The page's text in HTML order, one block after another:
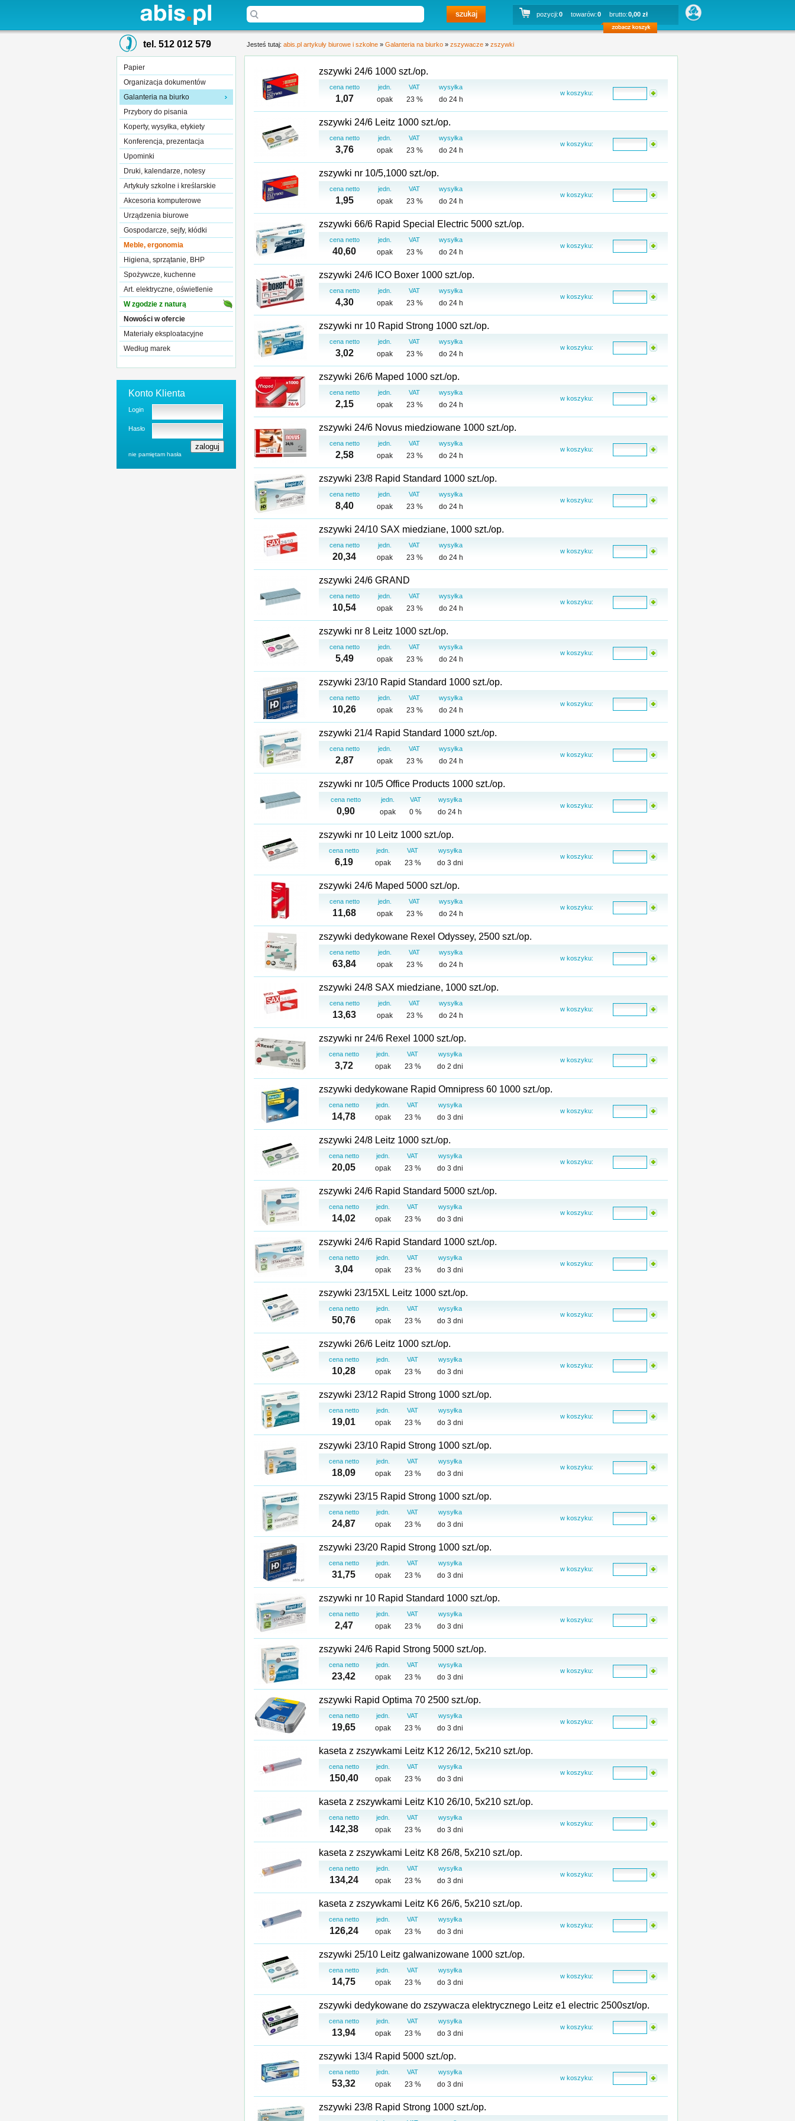
pozycji:0 towarów:0 brutto:0,00 zł
tel. 512 012 579
Papier
Organizacja dokumentów
Galanteria na biurko
Przybory do pisania
Koperty, wysyłka, etykiety
Konferencja, prezentacja
Upominki
Druki, kalendarze, notesy
Artykuły szkolne i kreślarskie
Akcesoria komputerowe
Urządzenia biurowe
Gospodarcze, sejfy, kłódki
Meble, ergonomia
Higiena, sprzątanie, BHP
Spożywcze, kuchenne
Art. elektryczne, oświetlenie
W zgodzie z naturą
Nowości w ofercie
Materiały eksploatacyjne
Według marek
Konto Klienta
Login
Hasło
nie pamiętam hasła
Jesteś tutaj: abis.pl artykuły biurowe i szkolne » Galanteria na biurko » zszywacze » zszywki
zszywki 24/6 1000 szt./op.
cena netto jedn. VAT
wysyłka
w koszyku:
1,07 opak 23 % do 24 h
zszywki 24/6 Leitz 1000 szt./op.
cena netto jedn. VAT
wysyłka
w koszyku:
3,76 opak 23 % do 24 h
zszywki nr 10/5,1000 szt./op.
cena netto jedn. VAT
wysyłka
w koszyku:
1,95 opak 23 % do 24 h
zszywki 66/6 Rapid Special Electric 5000 szt./op.
cena netto jedn. VAT
wysyłka
w koszyku:
40,60 opak 23 % do 24 h
zszywki 24/6 ICO Boxer 1000 szt./op.
cena netto jedn. VAT
wysyłka
w koszyku:
4,30 opak 23 % do 24 h
zszywki nr 10 Rapid Strong 1000 szt./op.
cena netto jedn. VAT
wysyłka
w koszyku:
3,02 opak 23 % do 24 h
zszywki 26/6 Maped 1000 szt./op.
cena netto jedn. VAT
wysyłka
w koszyku:
2,15 opak 23 % do 24 h
zszywki 24/6 Novus miedziowane 1000 szt./op.
cena netto jedn. VAT
wysyłka
w koszyku:
2,58 opak 23 % do 24 h
zszywki 23/8 Rapid Standard 1000 szt./op.
cena netto jedn. VAT
wysyłka
w koszyku:
8,40 opak 23 % do 24 h
zszywki 24/10 SAX miedziane, 1000 szt./op.
cena netto jedn. VAT
wysyłka
w koszyku:
20,34 opak 23 % do 24 h
zszywki 24/6 GRAND
cena netto jedn. VAT
wysyłka
w koszyku:
10,54 opak 23 % do 24 h
zszywki nr 8 Leitz 1000 szt./op.
cena netto jedn. VAT
wysyłka
w koszyku:
5,49 opak 23 % do 24 h
zszywki 23/10 Rapid Standard 1000 szt./op.
cena netto jedn. VAT
wysyłka
w koszyku:
10,26 opak 23 % do 24 h
zszywki 21/4 Rapid Standard 1000 szt./op.
cena netto jedn. VAT
wysyłka
w koszyku:
2,87 opak 23 % do 24 h
zszywki nr 10/5 Office Products 1000 szt./op.
cena netto jedn. VAT
wysyłka
w koszyku:
0,90 opak 0 % do 24 h
zszywki nr 10 Leitz 1000 szt./op.
cena netto jedn. VAT
wysyłka
w koszyku:
6,19 opak 23 % do 3 dni
zszywki 24/6 Maped 5000 szt./op.
cena netto jedn. VAT
wysyłka
w koszyku:
11,68 opak 23 % do 24 h
zszywki dedykowane Rexel Odyssey, 2500 szt./op.
cena netto jedn. VAT
wysyłka
w koszyku:
63,84 opak 23 % do 24 h
zszywki 24/8 SAX miedziane, 1000 szt./op.
cena netto jedn. VAT
wysyłka
w koszyku:
13,63 opak 23 % do 24 h
zszywki nr 24/6 Rexel 1000 szt./op.
cena netto jedn. VAT
wysyłka
w koszyku:
3,72 opak 23 % do 2 dni
zszywki dedykowane Rapid Omnipress 60 1000 szt./op.
cena netto jedn. VAT
wysyłka
w koszyku:
14,78 opak 23 % do 3 dni
zszywki 24/8 Leitz 1000 szt./op.
cena netto jedn. VAT
wysyłka
w koszyku:
20,05 opak 23 % do 3 dni
zszywki 24/6 Rapid Standard 5000 szt./op.
cena netto jedn. VAT
wysyłka
w koszyku:
14,02 opak 23 % do 3 dni
zszywki 24/6 Rapid Standard 1000 szt./op.
cena netto jedn. VAT
wysyłka
w koszyku:
3,04 opak 23 % do 3 dni
zszywki 23/15XL Leitz 1000 szt./op.
cena netto jedn. VAT
wysyłka
w koszyku:
50,76 opak 23 % do 3 dni
zszywki 26/6 Leitz 1000 szt./op.
cena netto jedn. VAT
wysyłka
w koszyku:
10,28 opak 23 % do 3 dni
zszywki 23/12 Rapid Strong 1000 szt./op.
cena netto jedn. VAT
wysyłka
w koszyku:
19,01 opak 23 % do 3 dni
zszywki 23/10 Rapid Strong 1000 szt./op.
cena netto jedn. VAT
wysyłka
w koszyku:
18,09 opak 23 % do 3 dni
zszywki 23/15 Rapid Strong 1000 szt./op.
cena netto jedn. VAT
wysyłka
w koszyku:
24,87 opak 23 % do 3 dni
zszywki 23/20 Rapid Strong 1000 szt./op.
cena netto jedn. VAT
wysyłka
w koszyku:
31,75 opak 23 % do 3 dni
zszywki nr 10 Rapid Standard 1000 szt./op.
cena netto jedn. VAT
wysyłka
w koszyku:
2,47 opak 23 % do 3 dni
zszywki 24/6 Rapid Strong 5000 szt./op.
cena netto jedn. VAT
wysyłka
w koszyku:
23,42 opak 23 % do 3 dni
zszywki Rapid Optima 70 2500 szt./op.
cena netto jedn. VAT
wysyłka
w koszyku:
19,65 opak 23 % do 3 dni
kaseta z zszywkami Leitz K12 26/12, 5x210 szt./op.
cena netto jedn. VAT
wysyłka
w koszyku:
150,40 opak 23 % do 3 dni
kaseta z zszywkami Leitz K10 26/10, 5x210 szt./op.
cena netto jedn. VAT
wysyłka
w koszyku:
142,38 opak 23 % do 3 dni
kaseta z zszywkami Leitz K8 26/8, 5x210 szt./op.
cena netto jedn. VAT
wysyłka
w koszyku:
134,24 opak 23 % do 3 dni
kaseta z zszywkami Leitz K6 26/6, 5x210 szt./op.
cena netto jedn. VAT
wysyłka
w koszyku:
126,24 opak 23 % do 3 dni
zszywki 25/10 Leitz galwanizowane 1000 szt./op.
cena netto jedn. VAT
wysyłka
w koszyku:
14,75 opak 23 % do 3 dni
zszywki dedykowane do zszywacza elektrycznego Leitz e1 electric 2500szt/op.
cena netto jedn. VAT
wysyłka
w koszyku:
13,94 opak 23 % do 3 dni
zszywki 13/4 Rapid 5000 szt./op.
cena netto jedn. VAT
wysyłka
w koszyku:
53,32 opak 23 % do 3 dni
zszywki 23/8 Rapid Strong 1000 szt./op.